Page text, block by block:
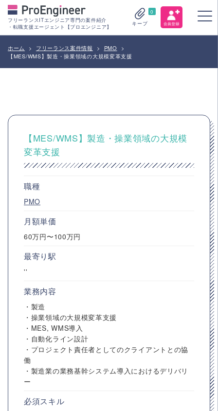
フリーランスITエンジニア専門の案件紹介
・転職支援エージェント【プロエンジニア】
0
キープ
ホーム > フリーランス案件情報 > PMO
>
【MES/WMS】製造・操業領域の大規模変革支援
【MES/WMS】製造・操業領域の大規模
変革支援
職種
PMO
月額単価
60万円〜100万円
最寄り駅
''
業務内容
・製造
・操業領域の大規模変革支援
・MES, WMS導入
・自動化ライン設計
・プロジェクト責任者としてのクライアントとの協
働
・製造業の業務基幹システム導入におけるデリバリ
ー
必須スキル